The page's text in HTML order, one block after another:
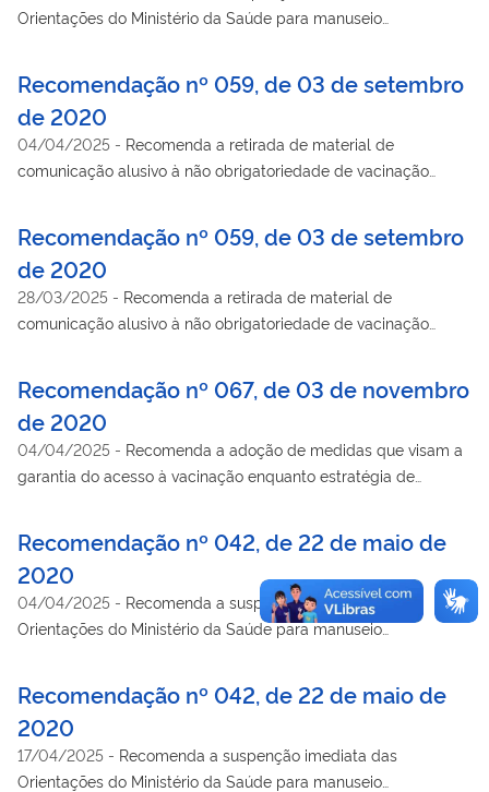
Orientações do Ministério da Saúde para manuseio
pandemia do novo coronavírus.
Recomendação nº 059, de 03 de setembro
de 2020
04/04/2025 - Recomenda a retirada de material de
comunicação alusivo à não obrigatoriedade de vacinação
Recomendação nº 059, de 03 de setembro
de 2020
28/03/2025 - Recomenda a retirada de material de
comunicação alusivo à não obrigatoriedade de vacinação
Recomendação nº 067, de 03 de novembro
de 2020
04/04/2025 - Recomenda a adoção de medidas que visam a
garantia do acesso à vacinação enquanto estratégia de
Recomendação nº 042, de 22 de maio de
2020
04/04/2025 - Recomenda a suspenção imediata das
Orientações do Ministério da Saúde para manuseio
pandemia do novo coronavírus.
Recomendação nº 042, de 22 de maio de
2020
17/04/2025 - Recomenda a suspenção imediata das
Orientações do Ministério da Saúde para manuseio